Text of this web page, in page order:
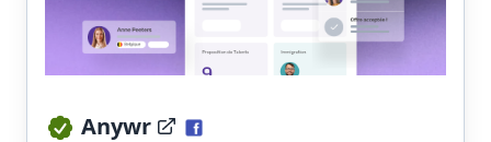
Anywr